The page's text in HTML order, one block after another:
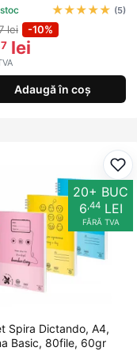
★★★★★ (5)
lei -10%
lei
Adaugă în coș
20+ BUC
6,44LEI
FĂRĂ TVA
Spira Dictando, A4,
Basic, 80file, 60gr